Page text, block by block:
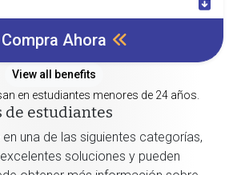
Compra Ahora
View all benefits
en estudiantes menores de 24 años.
de estudiantes
una de las siguientes categorías,
soluciones y pueden